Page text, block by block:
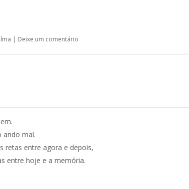
| Deixe um comentário
ando mal.
retas entre agora e depois,
entre hoje e a memória.